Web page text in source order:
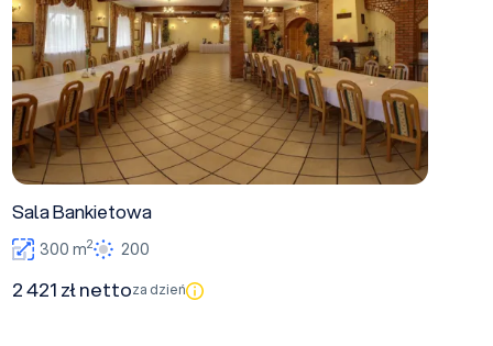
Sala Bankietowa
300 m2 200
2 421 zł nettoza dzień